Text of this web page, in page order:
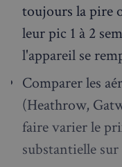
toujours la pire
leur pic 1 à 2
l'appareil se
Comparer les
(Heathrow,
faire varier le
substantielle